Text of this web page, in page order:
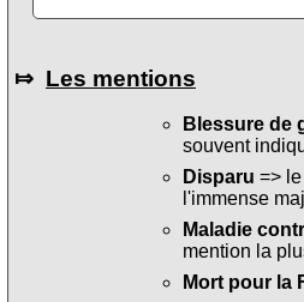
⤇ Les mentions
Blessure de
souvent
Disparu =>
l'immense
Maladie
mention la
Mort pour la